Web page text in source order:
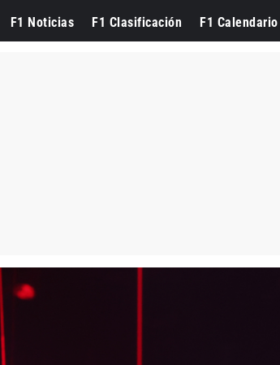
F1 Noticias F1 Clasificación F1 Calendario